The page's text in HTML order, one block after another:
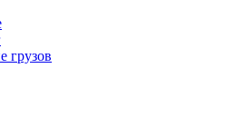
грузов